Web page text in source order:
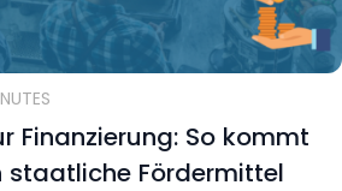
Finanzierung: So kommt
staatliche Fördermittel